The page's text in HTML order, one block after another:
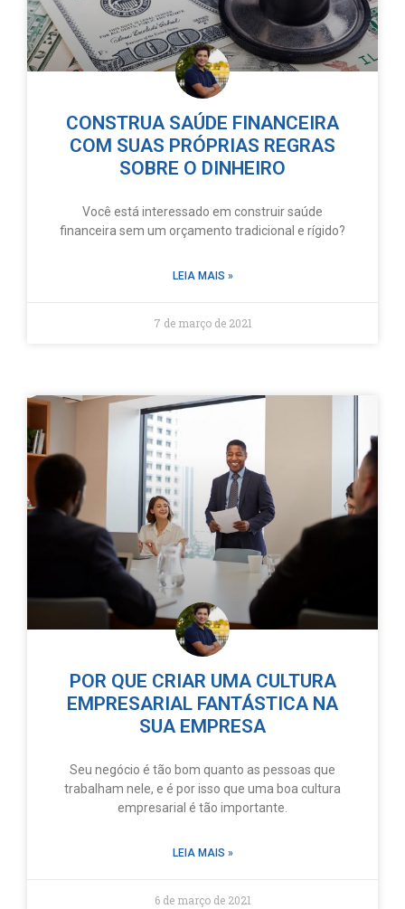
CONSTRUA SAÚDE FINANCEIRA
COM SUAS PRÓPRIAS REGRAS
SOBRE O DINHEIRO
Você está interessado em construir saúde
financeira sem um orçamento tradicional e rígido?
LEIA MAIS »
7 de março de 2021
POR QUE CRIAR UMA CULTURA
EMPRESARIAL FANTÁSTICA NA
SUA EMPRESA
Seu negócio é tão bom quanto as pessoas que
trabalham nele, e é por isso que uma boa cultura
empresarial é tão importante.
LEIA MAIS »
6 de março de 2021